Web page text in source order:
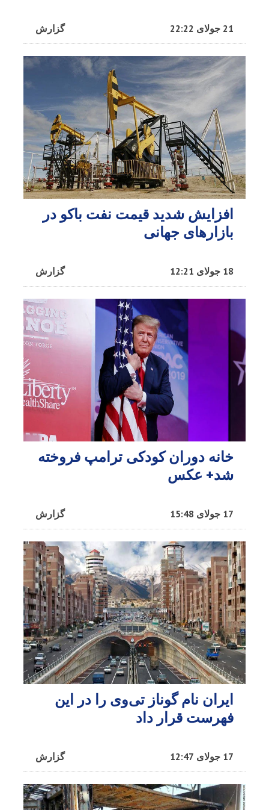
گزارش 21 جولای 22:22
افزایش شدید قیمت نفت باکو در
بازارهای جهانی
گزارش 18 جولای 12:21
خانه دوران کودکی ترامپ فروخته
شد+ عکس
گزارش 17 جولای 15:48
ایران نام گوناز تی‌وی را در این
فهرست قرار داد
گزارش 17 جولای 12:47